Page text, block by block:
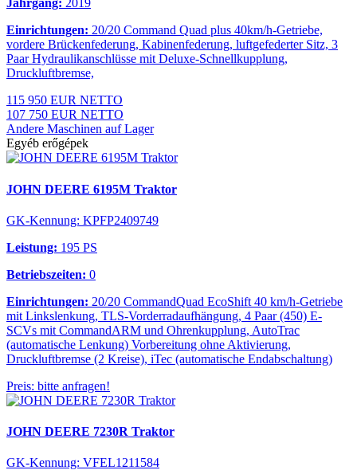
Jahrgang: 2019
Einrichtungen: 20/20 Command Quad plus 40km/h-Getriebe,
vordere Brückenfederung, Kabinenfederung, luftgefederter Sitz, 3
Paar Hydraulikanschlüsse mit Deluxe-Schnellkupplung,
Druckluftbremse,
115 950 EUR NETTO
107 750 EUR NETTO
Andere Maschinen auf Lager
Egyéb erőgépek
JOHN DEERE 6195M Traktor
GK-Kennung: KPFP2409749
Leistung: 195 PS
Betriebszeiten: 0
Einrichtungen: 20/20 CommandQuad EcoShift 40 km/h-Getriebe
mit Linkslenkung, TLS-Vorderradaufhängung, 4 Paar (450) E-
SCVs mit CommandARM und Ohrenkupplung, AutoTrac
(automatische Lenkung) Vorbereitung ohne Aktivierung,
Druckluftbremse (2 Kreise), iTec (automatische Endabschaltung)
Preis: bitte anfragen!
JOHN DEERE 7230R Traktor
GK-Kennung: VFEL1211584